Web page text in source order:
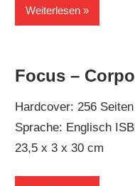
Weiterlesen
Focus –
Hardcover: 256
Sprache: Englisch
23,5 x 3 x 30 cm